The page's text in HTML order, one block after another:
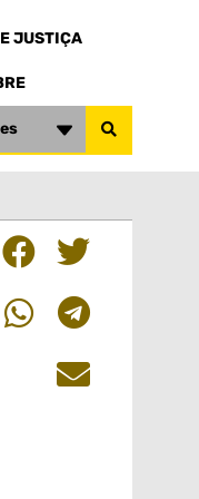
JUSTIÇA